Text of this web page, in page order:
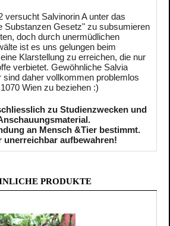
versucht Salvinorin A unter das
Substanzen Gesetz" zu subsumieren
doch durch unermüdlichen
ist es uns gelungen beim
Klarstellung zu erreichen, die nur
verbietet. Gewöhnliche Salvia
sind daher vollkommen problemlos
Wien zu beziehen :)
zu Studienzwecken und
an Mensch &Tier bestimmt.
unerreichbar aufbewahren!
PRODUKTE